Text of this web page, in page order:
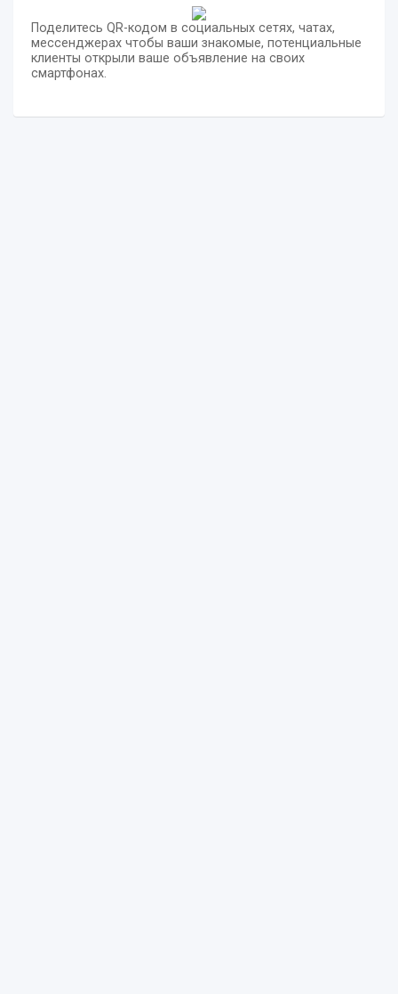
Поделитесь QR-кодом в социальных сетях, чатах,
мессенджерах чтобы ваши знакомые, потенциальные
клиенты открыли ваше объявление на своих
смартфонах.